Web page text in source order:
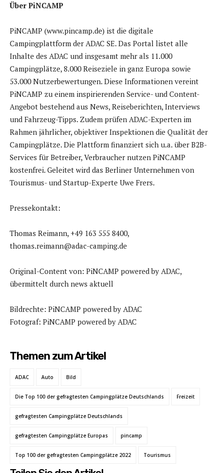
Über PiNCAMP
PiNCAMP (www.pincamp.de) ist die digitale
Campingplattform der ADAC SE. Das Portal listet alle
Inhalte des ADAC und insgesamt mehr als 11.000
Campingplätze, 8.000 Reiseziele in ganz Europa sowie
53.000 Nutzerbewertungen. Diese Informationen vereint
PiNCAMP zu einem inspirierenden Service- und Content-
Angebot bestehend aus News, Reiseberichten, Interviews
und Fahrzeug-Tipps. Zudem prüfen ADAC-Experten im
Rahmen jährlicher, objektiver Inspektionen die Qualität der
Campingplätze. Die Plattform finanziert sich u.a. über B2B-
Services für Betreiber, Verbraucher nutzen PiNCAMP
kostenfrei. Geleitet wird das Berliner Unternehmen von
Tourismus- und Startup-Experte Uwe Frers.
Pressekontakt:
Thomas Reimann, +49 163 555 8400,
thomas.reimann@adac-camping.de
Original-Content von: PiNCAMP powered by ADAC,
übermittelt durch news aktuell
Bildrechte: PiNCAMP powered by ADAC
Fotograf: PiNCAMP powered by ADAC
Themen zum Artikel
ADAC Auto Bild
Die Top 100 der gefragtesten Campingplätze Deutschlands Freizeit
gefragtesten Campingplätze Deutschlands
gefragtesten Campingplätze Europas pincamp
Top 100 der gefragtesten Campingplätze 2022 Tourismus